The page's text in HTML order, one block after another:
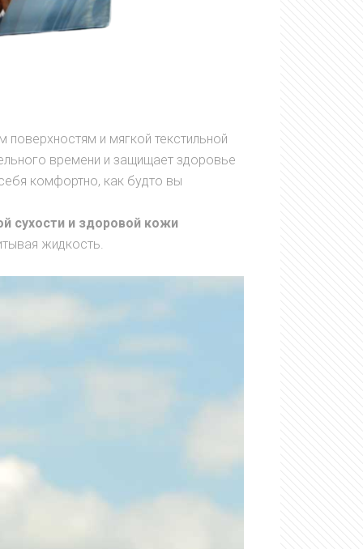
и мягкой текстильной
времени и защищает здоровье
комфортно, как будто вы
сухости и здоровой кожи
жидкость.